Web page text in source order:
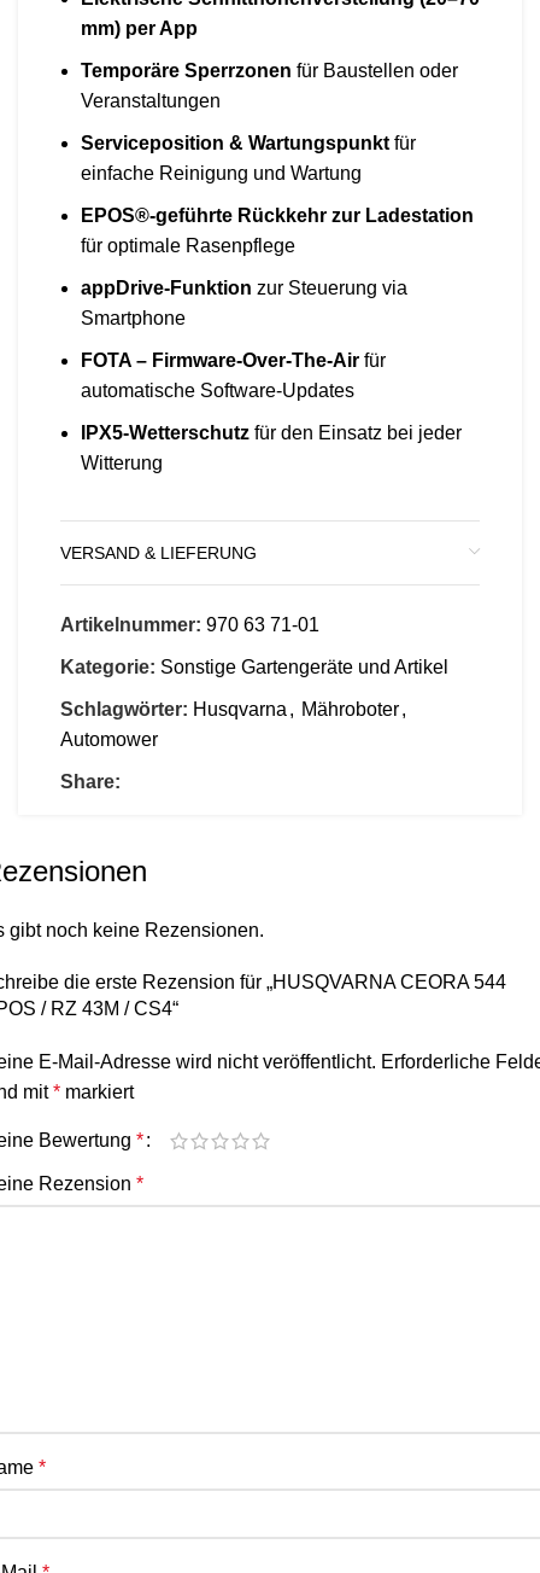
mm) per App
Temporäre Sperrzonen für Baustellen oder
Veranstaltungen
Serviceposition & Wartungspunkt für
einfache Reinigung und Wartung
EPOS®-geführte Rückkehr zur Ladestation
für optimale Rasenpflege
appDrive-Funktion zur Steuerung via
Smartphone
FOTA – Firmware-Over-The-Air für
automatische Software-Updates
IPX5-Wetterschutz für den Einsatz bei jeder
Witterung
VERSAND & LIEFERUNG
Artikelnummer: 970 63 71‑01
Kategorie: Sonstige Gartengeräte und Artikel
Schlagwörter: Husqvarna , Mähroboter,
Automower
Share:
gibt noch keine Rezensionen.
die erste Rezension für „HUSQVARNA CEORA 544
/ RZ 43M / CS4“
E-Mail-Adresse wird nicht veröffentlicht. Erforderliche
mit* markiert
Bewertung *
Rezension *
*